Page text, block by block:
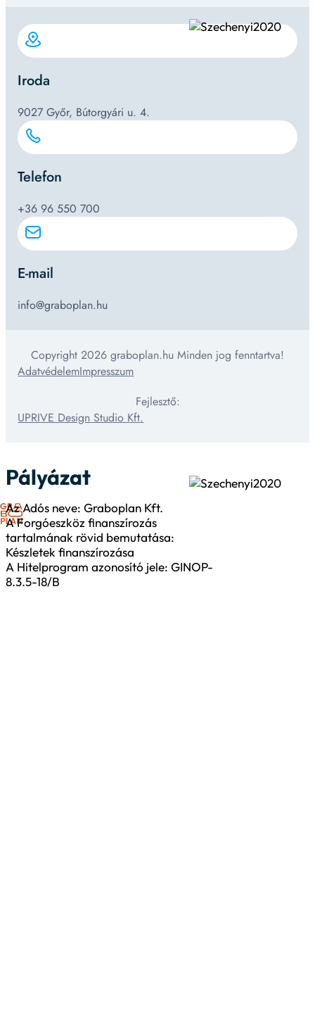
Iroda
9027 Győr, Bútorgyári u. 4.
Telefon
+36 96 550 700
E-mail
info@graboplan.hu
Copyright 2026 graboplan.hu Minden jog fenntartva!
AdatvédelemImpresszum
Fejlesztő:
UPRIVE Design Studio Kft.
Pályázat
Az Adós neve: Graboplan Kft.
A Forgóeszköz finanszírozás
tartalmának rövid bemutatása:
Készletek finanszírozása
A Hitelprogram azonosító jele: GINOP-
8.3.5-18/B